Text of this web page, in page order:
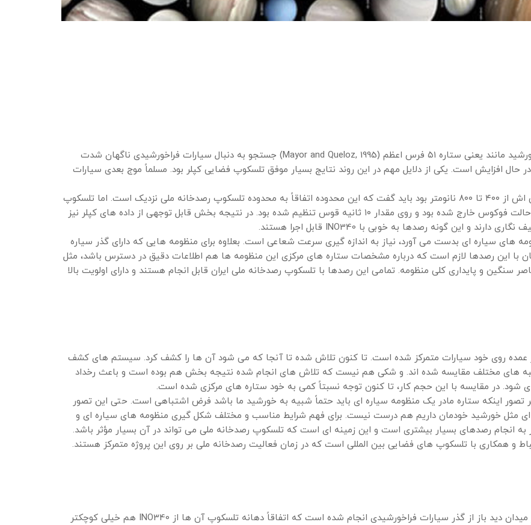
پس از کشف اولین سیاره فراخورشیدی حول یک ستاره خورشید مانند یعنی ستاره ۵۱ فرس اعظم (Mayor and Queloz, 1995) جستجو به دنبال سیارات فراخورشیدی ناگهان شدت
افزایش است. یکی از دلایل مهم در این روند نتایج بسیار موفق تلسکوپ فضایی کپلر بود. مسلماً موج بعدی سیارات
در مقایسه با تلسکوپ فضایی کپلر که محدوده طول موجی اش از ۴۰۰ تا ۸۰۰ نانومتر بود باید گفت که این محدوده اتفاقاً به محدوده تلسکوپ رصدخانه ملی نزدیک است. اما تلسکوپ
کپلر برای داشتن بالاترین دقت نورسنجی به طور عمدی از حالت فوکوس خارج شده بود و روی مقدار ۱۰ ثانیه قوس تنظیم شده بود. در نتیجه بخش قابل توجهی از داده های کپلر نیز
های سیاره ای بدست می آورد، نیاز به اندازه گیری سرعت شعاعی است. بعلاوه برای منظومه هایی که دارای گذر سیاره
با این رصدها لازم است که درباره مشخصات ستاره های مرکزی این منظومه ها هم اطلاعات دقیق در دسترس باشد، مثل
سنگین و پایداری کلی منظومه. تمامی این رصدها با تلسکوپ رصدخانه ملی ایران قابل انجام هستند و دارای اولویت بالا
عمده روی خود سیارات متمرکز شده است. تا کنون تلاش شده تا آنجا که می شود آن ها را کشف کرد. سیستم های کشف
های مختلف مقایسه شده اند. و شکی هم نیست که تلاش های انجام شده نتیجه بخش هم بوده است و باعث رخداد
در مقایسه با این حجم کار، تا کنون توجه نسبتاً کمی به خود ستاره های مرکزی شده است.
تصور اینکه ستاره مادر یک منظومه سیاره ای باید حتماً شبیه به خورشید ما باشد فرض اشتباهی است. حتی این تصور
ای مثل خورشید خودمان داریم هم درست نیست. برای فهم شرایط مناسب و مختلف شکل گیری منظومه های سیاره ای و
به انجام رصدهای بسیار بیشتری است و این زمینه ای است که تلسکوپ رصدخانه ملی می تواند در آن بسیار مؤثر باشد.
و همکاری با تلسکوپ های فضایی بین المللی است که در زمان فعالیت رصدخانه ملی بر روی این پروژه متمرکز هستند.
لازم به ذکر است که تا کنون رصدهای متعدد و موفقی در میدان دید باز از گذر سیارات فراخورشیدی انجام شده است که اتفاقاً دهانه تلسکوپ آن ها از INO340 هم خیلی کوچکتر